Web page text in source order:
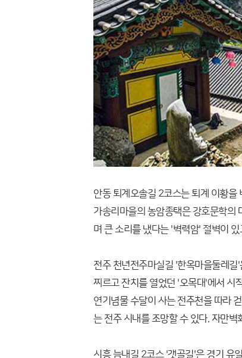
안동 퇴계오솔길 2코스는 퇴계 이황을
가송리마을의 농암종택은 강호문학의
며 큰 소리를 냈다는 '벽력암' 절벽이
전주 천년전주마실길 '한옥마을둘레
찌르고 잔치를 열었던 '오목대'에서 시
연기념물 수달이 사는 전주천을 따라
는 전주 시내를 조망할 수 있다. 자만
시흥 늠내길 2코스 '갯골길'은 경기 유